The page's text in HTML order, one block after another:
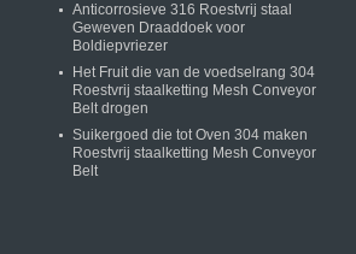
Anticorrosieve 316 Roestvrij staal
Geweven Draaddoek voor
Boldiepvriezer
Het Fruit die van de voedselrang 304
Roestvrij staalketting Mesh Conveyor
Belt drogen
Suikergoed die tot Oven 304 maken
Roestvrij staalketting Mesh Conveyor
Belt